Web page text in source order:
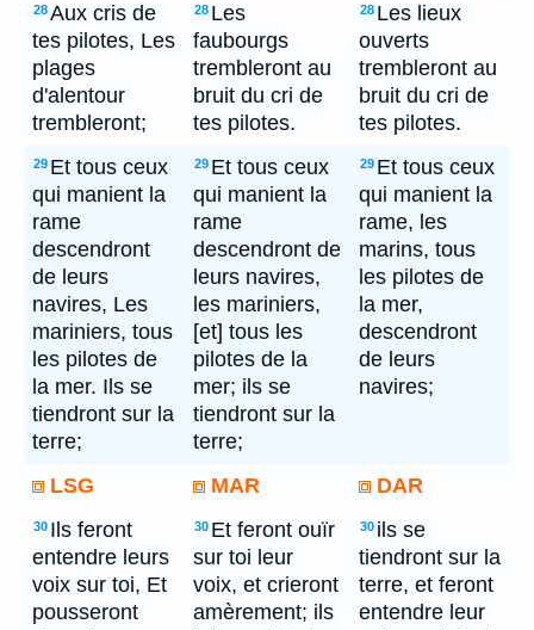
28Aux cris de
tes pilotes, Les
plages
d'alentour
trembleront;
28 Les
faubourgs
trembleront au
bruit du cri de
tes pilotes.
28 Les lieux
ouverts
trembleront au
bruit du cri de
tes pilotes.
29 Et tous ceux
qui manient la
rame
descendront
de leurs
navires, Les
mariniers, tous
les pilotes de
la mer. Ils se
tiendront sur la
terre;
29 Et tous ceux
qui manient la
rame
descendront de
leurs navires,
les mariniers,
[et] tous les
pilotes de la
mer; ils se
tiendront sur la
terre;
29 Et tous ceux
qui manient la
rame, les
marins, tous
les pilotes de
la mer,
descendront
de leurs
navires;
LSG MAR DAR
30 Ils feront
entendre leurs
voix sur toi, Et
pousseront
30 Et feront ouïr
sur toi leur
voix, et crieront
amèrement; ils
30 ils se
tiendront sur la
terre, et feront
entendre leur